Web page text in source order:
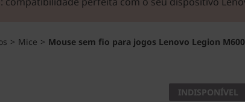
> Mice > Mouse sem fio para jogos Lenovo Legion M600
INDISPONÍVEL